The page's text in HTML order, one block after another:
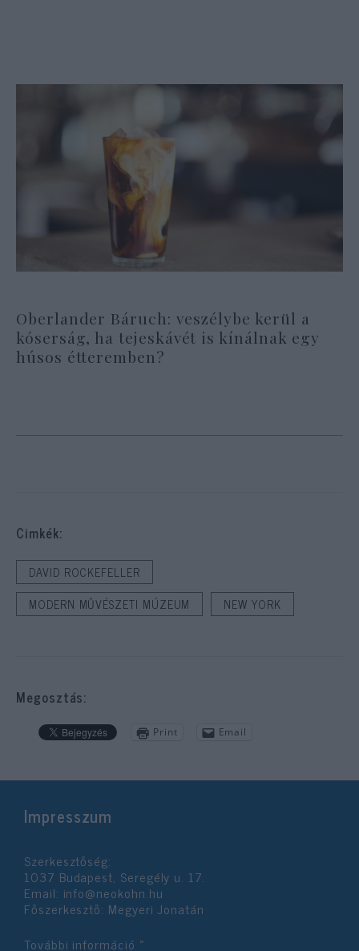
Oberlander Báruch: veszélybe kerül a
kóserság, ha tejeskávét is kínálnak egy
húsos étteremben?
Cimkék:
DAVID ROCKEFELLER
MODERN MŰVÉSZETI MÚZEUM
NEW YORK
Megosztás:
Print Email
Impresszum
Szerkesztőség:
1037 Budapest, Seregély u. 17.
Email: info@neokohn.hu
Főszerkesztő: Megyeri Jonatán
További információ »